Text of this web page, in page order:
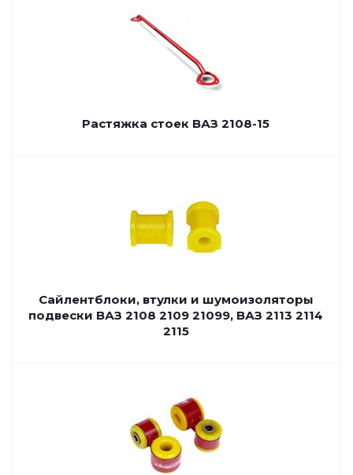
Растяжка стоек ВАЗ 2108-15
Сайлентблоки, втулки и шумоизоляторы
подвески ВАЗ 2108 2109 21099, ВАЗ 2113 2114
2115